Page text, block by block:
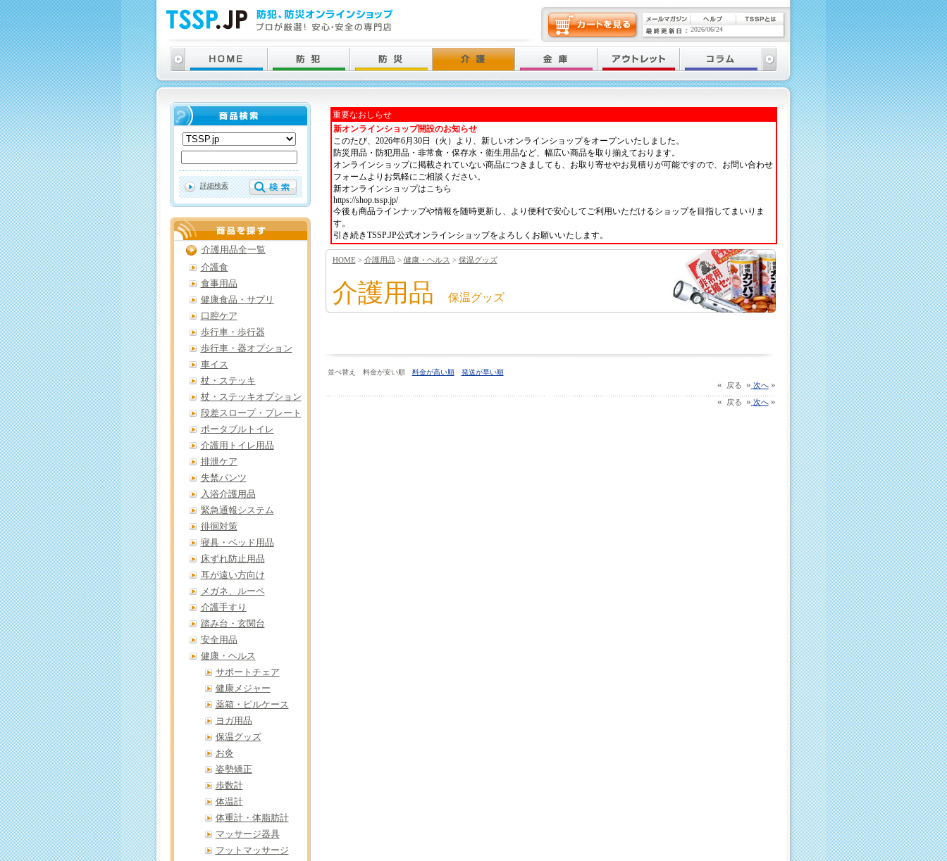
重要なおしらせ
新オンラインショップ開設のお知らせ
このたび、2026年6月30日（火）より、新しいオンラインショップをオープンいたしました。
防災用品・防犯用品・非常食・保存水・衛生用品など、幅広い商品を取り揃えております。
オンラインショップに掲載されていない商品につきましても、お取り寄せやお見積りが可能ですので、お問い合わせ
フォームよりお気軽にご相談ください。
新オンラインショップはこちら
https://shop.tssp.jp/
今後も商品ラインナップや情報を随時更新し、より便利で安心してご利用いただけるショップを目指してまいりま
す。
引き続きTSSP.JP公式オンラインショップをよろしくお願いいたします。
HOME > 介護用品> 健康・ヘルス > 保温グッズ
介護用品 保温グッズ
並べ替え 料金が安い順 料金が高い順 発送が早い順
« 戻る » 次へ»
«
戻る » 次へ»
詳細検索
介護用品全一覧
介護食
食事用品
健康食品・サプリ
口腔ケア
歩行車・歩行器
歩行車・器オプション
車イス
杖・ステッキ
杖・ステッキオプション
段差スロープ・プレート
ポータブルトイレ
介護用トイレ用品
排泄ケア
失禁パンツ
入浴介護用品
緊急通報システム
徘徊対策
寝具・ベッド用品
床ずれ防止用品
耳が遠い方向け
メガネ、ルーペ
介護手すり
踏み台・玄関台
安全用品
健康・ヘルス
サポートチェア
健康メジャー
薬箱・ピルケース
ヨガ用品
保温グッズ
お灸
姿勢矯正
歩数計
体温計
体重計・体脂肪計
マッサージ器具
フットマッサージ
2026/06/24